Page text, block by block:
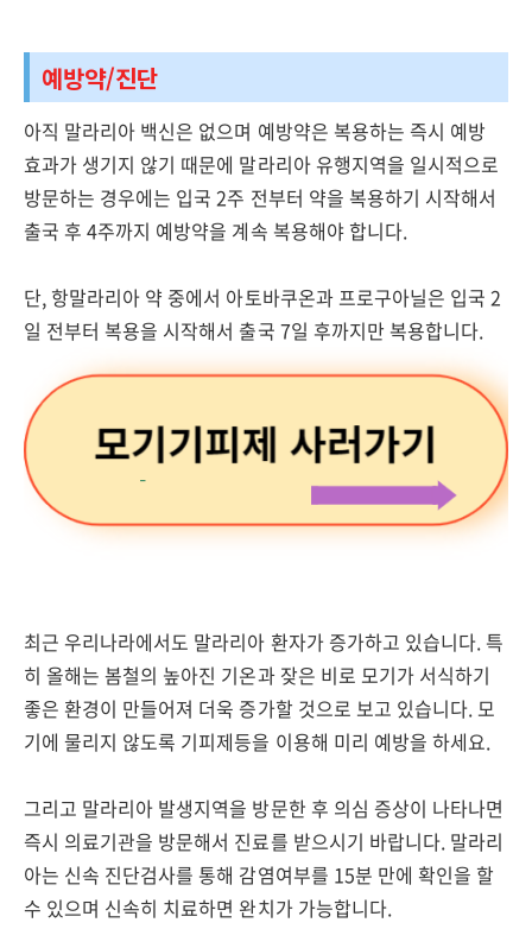
예방약/진단
아직 말라리아 백신은 없으며 예방약은 복용하는 즉시 예방
효과가 생기지 않기 때문에 말라리아 유행지역을 일시적으로
방문하는 경우에는 입국 2주 전부터 약을 복용하기 시작해서
출국 후 4주까지 예방약을 계속 복용해야 합니다.
단, 항말라리아 약 중에서 아토바쿠온과 프로구아닐은 입국 2
일 전부터 복용을 시작해서 출국 7일 후까지만 복용합니다.
최근 우리나라에서도 말라리아 환자가 증가하고 있습니다. 특
히 올해는 봄철의 높아진 기온과 잦은 비로 모기가 서식하기
좋은 환경이 만들어져 더욱 증가할 것으로 보고 있습니다. 모
기에 물리지 않도록 기피제등을 이용해 미리 예방을 하세요.
그리고 말라리아 발생지역을 방문한 후 의심 증상이 나타나면
즉시 의료기관을 방문해서 진료를 받으시기 바랍니다. 말라리
아는 신속 진단검사를 통해 감염여부를 15분 만에 확인을 할
수 있으며 신속히 치료하면 완치가 가능합니다.